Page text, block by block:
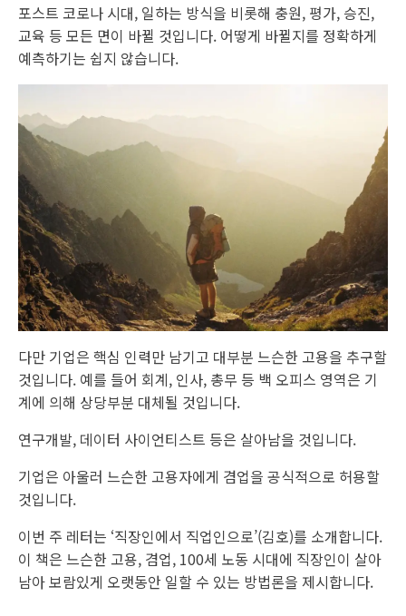
포스트 코로나 시대, 일하는 방식을 비롯해 충원, 평가, 승진,
교육 등 모든 면이 바뀔 것입니다. 어떻게 바뀔지를 정확하게
예측하기는 쉽지 않습니다.
다만 기업은 핵심 인력만 남기고 대부분 느슨한 고용을 추구할
것입니다. 예를 들어 회계, 인사, 총무 등 백 오피스 영역은 기
계에 의해 상당부분 대체될 것입니다.
연구개발, 데이터 사이언티스트 등은 살아남을 것입니다.
기업은 아울러 느슨한 고용자에게 겸업을 공식적으로 허용할
것입니다.
이번 주 레터는 ‘직장인에서 직업인으로’(김호)를 소개합니다.
이 책은 느슨한 고용, 겸업, 100세 노동 시대에 직장인이 살아
남아 보람있게 오랫동안 일할 수 있는 방법론을 제시합니다.